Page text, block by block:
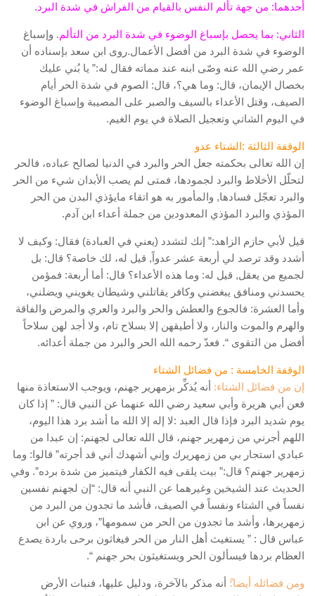
أحدهما: من جهة تألم النفس بالقيام من الفراش في شدة البرد.
الثاني: بما يحصل بإسباغ الوضوء في شدة البرد من التألم. وإسباغ
الوضوء في شدة البرد من أفضل الأعمال.روى ابن سعد بإسناده أن
عمر رضي الله عنه وصّى ابنه عند مماته فقال له:” يا بُني عليك
بخصال الإيمان، قال: وما هي؟، قال: الصوم في شدة الحر أيام
الصيف، وقتل الأعداء بالسيف والصبر على المصيبة وإسباغ الوضوء
في اليوم الشاتي وتعجيل الصلاة في يوم الغيم.
الوقفة الثالثة :الشتاء عدو
إن الله تعالى بحكمته جعل الحر والبرد في الدنيا لصالح عباده، فالحر
لتحلّل الأخلاط والبرد لجمودها، فمتى لم يصب الأبدان شيء من الحر
والبرد تعجّل فسادها, والمأمور به هو اتقاء مايؤذي البدن من الحر
المؤذي والبرد المؤذي المعدودين من جملة أعداء ابن آدم.
قيل لأبي حازم الزاهد:” إنك لتشدد (يعني في العبادة) فقال: وكيف لا
أشدد وقد ترصد لي أربعة عشر عدواً, قيل له، لك خاصة؟ قال: بل
لجميع من يعقل, قيل له: وما هذه الأعداء؟ قال: أما أربعة: فمؤمن
يحسدني ومنافق يبغضني وكافر يقاتلني وشيطان يغويني ويضلني،
وأما العشرة: فالجوع والعطش والحر والبرد والعري والمرض والفاقة
والهرم والموت والنار، ولا أطيقهن إلا بسلاح تام، ولا أجد لهن سلاحاً
أفضل من التقوى “. فعدّ رحمه الله الحر والبرد من جملة أعدائه.
الوقفة الخامسة : من فضائل الشتاء
إن من فضائل الشتاء: أنه يُذكِّر بزمهرير جهنم، ويوجب الاستعاذة منها
فعن أبي هريرة وأبي سعيد رضي الله عنهما عن النبي قال: ” إذا كان
يوم شديد البرد فإذا قال العبد :لا إله إلا الله ما أشد برد هذا اليوم،
اللهم أجرني من زمهرير جهنم، قال الله تعالى لجهنم: إن عبدا من
عبادي استجار بي من زمهريرك وإني أشهدك أني قد أجرته” قالوا: وما
زمهرير جهنم؟ قال:” بيت يلقى فيه الكفار فيتميز من شدة برده”. وفي
الحديث عند الشيخين وغيرهما عن النبي أنه قال: “إن لجهنم نفسين
نفساً في الشتاء ونفساً في الصيف، فأشد ما تجدون من البرد من
زمهريرها، وأشد ما تجدون من الحر من سمومها”، وروي عن ابن
عباس قال : ” يستغيث أهل النار من الحر فيغاثون برحى باردة يصدع
العظام بردها فيسألون الحر ويستغيثون بحر جهنم “.
ومن فضائله أيضا: ً أنه مذكر بالآخرة، ودليل عليها، فنبات الأرض